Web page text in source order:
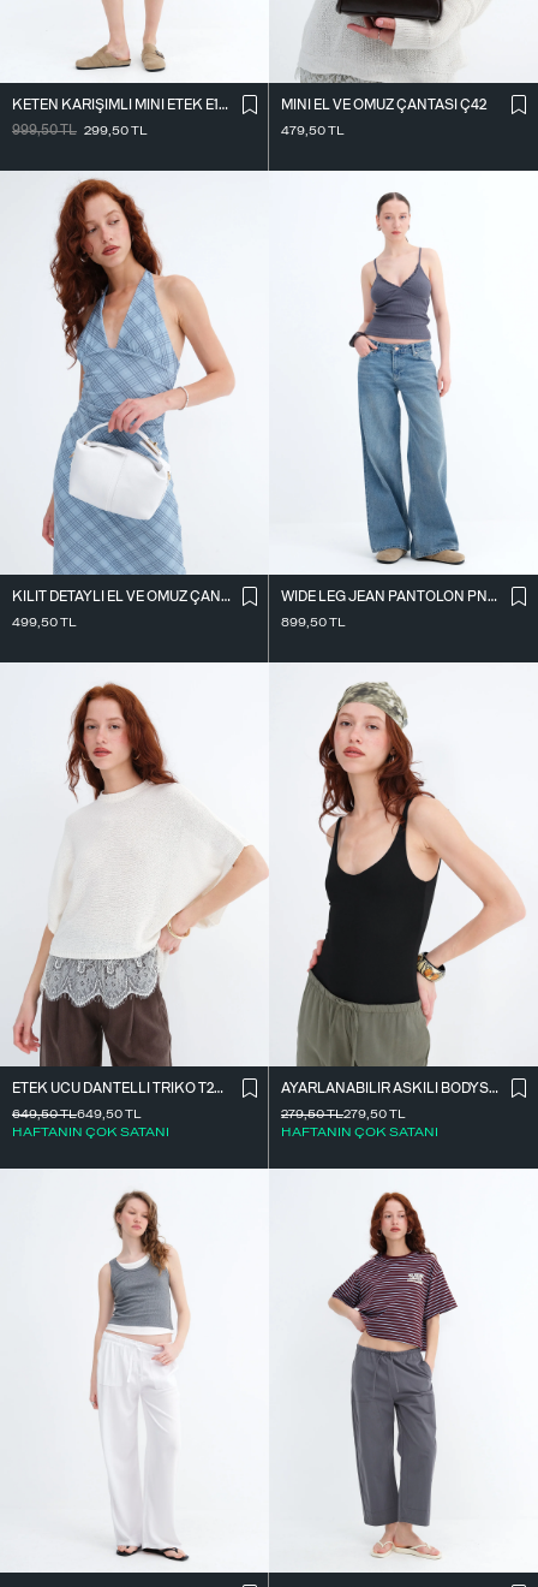
KETEN KARIŞIMLI MINI ETEK E18344
999,50TL 299,50TL
MINI EL VE OMUZ ÇANTASI Ç42
479,50TL
KILIT DETAYLI EL VE OMUZ ÇANTASI Ç41
499,50TL
WIDE LEG JEAN PANTOLON PN10030
899,50TL
ETEK UCU DANTELLI TRIKO T261025
649,50TL
HAFTANIN ÇOK SATANI
649,50TL
AYARLANABILIR ASKILI BODYSUIT Z2011
279,50TL
HAFTANIN ÇOK SATANI
279,50TL